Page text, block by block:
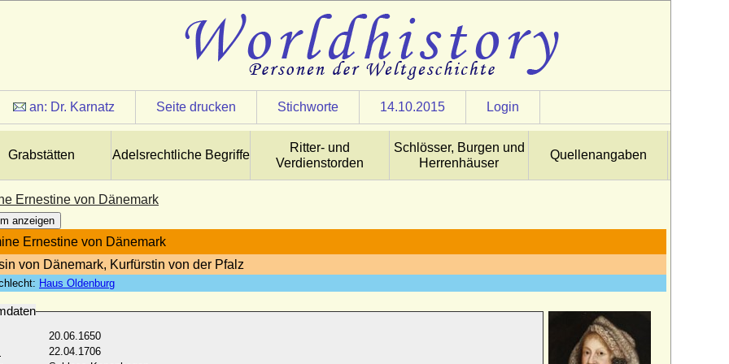
an: Dr. Karnatz Seite drucken Stichworte 14.10.2015 Login
Grabstätten Adelsrechtliche Begriffe
Ritter- und
Verdienstorden
Schlösser, Burgen und
Herrenhäuser
Quellenangaben
Ernestine von Dänemark
anzeigen
Ernestine von Dänemark
von Dänemark, Kurfürstin von der Pfalz
Haus Oldenburg
20.06.1650
22.04.1706